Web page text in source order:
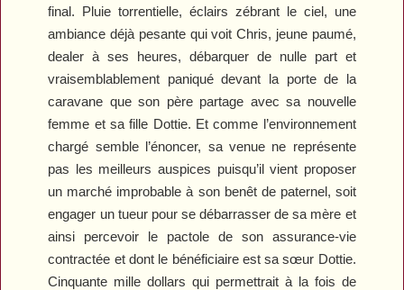
final. Pluie torrentielle, éclairs zébrant le ciel, une
ambiance déjà pesante qui voit Chris, jeune paumé,
dealer à ses heures, débarquer de nulle part et
vraisemblablement paniqué devant la porte de la
caravane que son père partage avec sa nouvelle
femme et sa fille Dottie. Et comme l’environnement
chargé semble l’énoncer, sa venue ne représente
pas les meilleurs auspices puisqu’il vient proposer
un marché improbable à son benêt de paternel, soit
engager un tueur pour se débarrasser de sa mère et
ainsi percevoir le pactole de son assurance-vie
contractée et dont le bénéficiaire est sa sœur Dottie.
Cinquante mille dollars qui permettrait à la fois de